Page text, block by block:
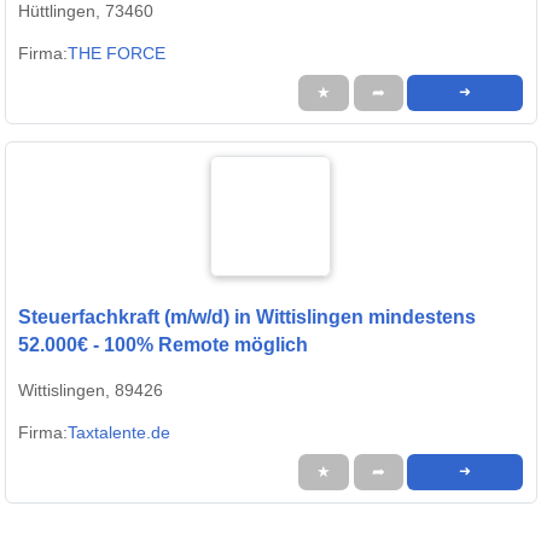
Hüttlingen, 73460
Firma:THE FORCE
★ ➦ ➜
Steuerfachkraft (m/w/d) in Wittislingen mindestens
52.000€ - 100% Remote möglich
Wittislingen, 89426
Firma:Taxtalente.de
★ ➦ ➜